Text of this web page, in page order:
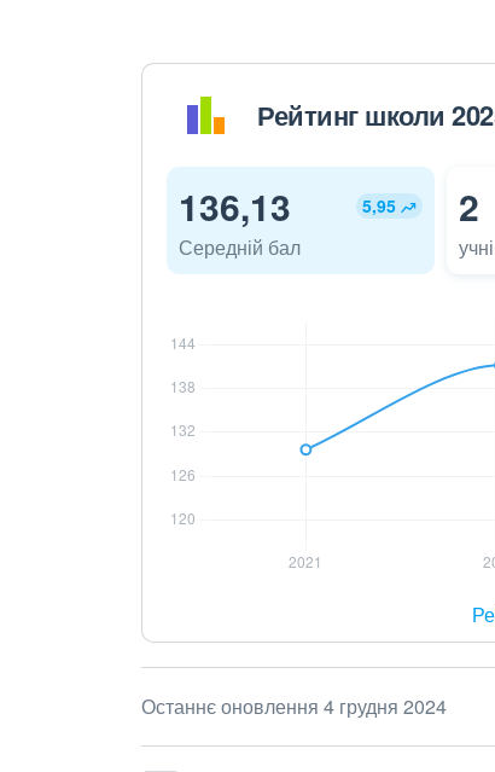
Рейтинг школи
136,13 5,95
Середній бал
2
Останнє оновлення 4 грудня 2024